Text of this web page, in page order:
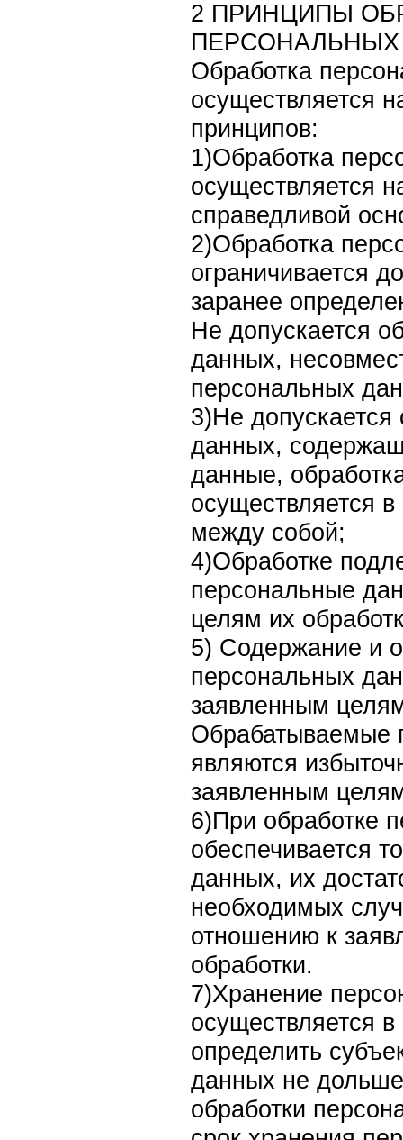
2 ПРИНЦИПЫ
Обработка
осуществляется
принципов:
1)Обработка
осуществляется
справедливой
2)Обработка
ограничивается
заранее
Не допускается
данных,
персональных
3)Не допускается
данных,
данные,
осуществляется
между собой;
4)Обработке
персональные
целям их
5) Содержание и
персональных
заявленным
Обрабатываемые
являются
заявленным
6)При обработке
обеспечивается
данных, их
необходимых
отношению к
обработки.
7)Хранение
осуществляется
определить
данных не
обработки